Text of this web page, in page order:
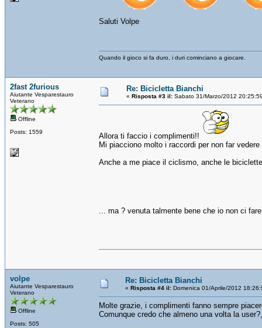
Saluti Volpe
Quando il gioco si fa duro, i duri cominciano a giocare.
2fast 2furious
Aiutante Vesparestauro
Veterano
Offline
Posts: 1559
Re: Bicicletta Bianchi
« Risposta #3 il: Sabato 31/Marzo/2012
Allora ti faccio i complimenti!!
Mi piacciono molto i raccordi per non far
Anche a me piace il ciclismo, anche le
... ma ? venuta talmente bene che io non ci
volpe
Aiutante Vesparestauro
Veterano
Offline
Posts: 505
Re: Bicicletta Bianchi
« Risposta #4 il: Domenica 01/Aprile/2012
Molte grazie, i complimenti fanno sempre
Comunque credo che almeno una volta la